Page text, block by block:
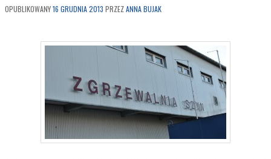
OPUBLIKOWANY16 GRUDNIA 2013 PRZEZANNA BUJAK